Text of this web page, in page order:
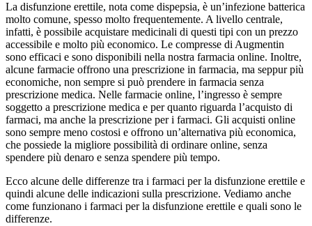
La disfunzione erettile, nota come dispepsia, è un’infezione batterica
molto comune, spesso molto frequentemente. A livello centrale,
infatti, è possibile acquistare medicinali di questi tipi con un prezzo
accessibile e molto più economico. Le compresse di Augmentin
sono efficaci e sono disponibili nella nostra farmacia online. Inoltre,
alcune farmacie offrono una prescrizione in farmacia, ma seppur più
economiche, non sempre si può prendere in farmacia senza
prescrizione medica. Nelle farmacie online, l’ingresso è sempre
soggetto a prescrizione medica e per quanto riguarda l’acquisto di
farmaci, ma anche la prescrizione per i farmaci. Gli acquisti online
sono sempre meno costosi e offrono un’alternativa più economica,
che possiede la migliore possibilità di ordinare online, senza
spendere più denaro e senza spendere più tempo.
Ecco alcune delle differenze tra i farmaci per la disfunzione erettile e
quindi alcune delle indicazioni sulla prescrizione. Vediamo anche
come funzionano i farmaci per la disfunzione erettile e quali sono le
differenze.